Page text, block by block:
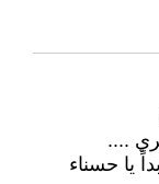
....
يا حسناء